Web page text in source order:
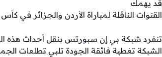
قد يهمك
القنوات الناقلة لمباراة الأردن والجزائر في
تنفرد شبكة بي إن سبورتس بنقل أحداث هذه
الشبكة تغطية فائقة الجودة تلبي تطلعات